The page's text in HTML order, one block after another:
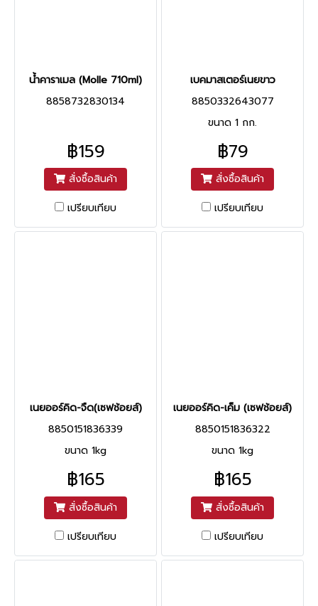
น้ำคาราเมล (Molle 710ml)
8858732830134
฿159
สั่งซื้อสินค้า
เปรียบเทียบ
เบคมาสเตอร์เนยขาว
8850332643077
ขนาด 1 กก.
฿79
สั่งซื้อสินค้า
เปรียบเทียบ
เนยออร์คิด-จืด(เซฟช้อยส์)
8850151836339
ขนาด 1kg
฿165
สั่งซื้อสินค้า
เปรียบเทียบ
เนยออร์คิด-เค็ม (เซฟช้อยส์)
8850151836322
ขนาด 1kg
฿165
สั่งซื้อสินค้า
เปรียบเทียบ